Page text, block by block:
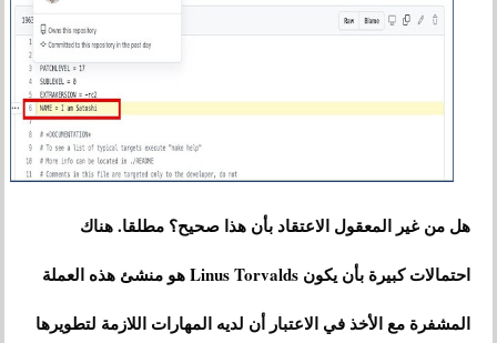
هل من غير المعقول الاعتقاد بأن هذا صحيح؟ مطلقا. هناك
احتمالات كبيرة بأن يكون Linus Torvalds هو منشئ هذه العملة
المشفرة مع الأخذ في الاعتبار أن لديه المهارات اللازمة لتطويرها